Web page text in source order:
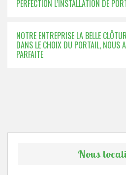
PERFECTION L’INSTALLATION DE
NOTRE ENTREPRISE LA BELLE
DANS LE CHOIX DU PORTAIL, NOUS
PARFAITE
Nous